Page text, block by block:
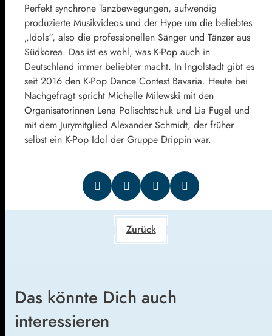
Perfekt synchrone Tanzbewegungen, aufwendig
produzierte Musikvideos und der Hype um die beliebtes
„Idols“, also die professionellen Sänger und Tänzer aus
Südkorea. Das ist es wohl, was K-Pop auch in
Deutschland immer beliebter macht. In Ingolstadt gibt es
seit 2016 den K-Pop Dance Contest Bavaria. Heute bei
Nachgefragt spricht Michelle Milewski mit den
Organisatorinnen Lena Polischtschuk und Lia Fugel und
mit dem Jurymitglied Alexander Schmidt, der früher
selbst ein K-Pop Idol der Gruppe Drippin war.
Zurück
Das könnte Dich auch
interessieren